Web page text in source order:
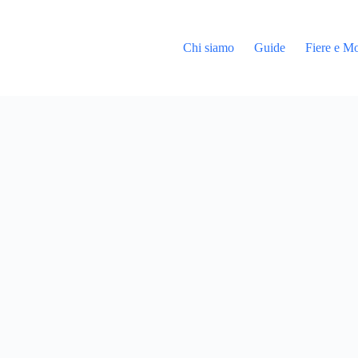
Chi siamo
Guide Fiere e